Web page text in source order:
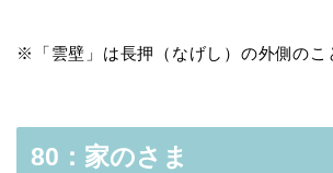
※「雲壁」は長押（なげし）の外側のこ
80：家のさま